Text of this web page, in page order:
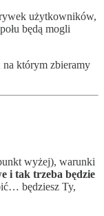
użytkowników,
będą mogli
którym zbieramy
wyżej), warunki
i tak trzeba będzie
będziesz Ty,